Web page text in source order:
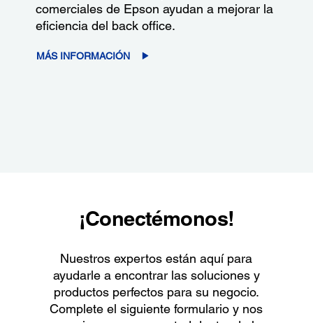
comerciales de Epson ayudan a mejorar la
eficiencia del back office.
MÁS INFORMACIÓN
¡Conectémonos!
Nuestros expertos están aquí para
ayudarle a encontrar las soluciones y
productos perfectos para su negocio.
Complete el siguiente formulario y nos